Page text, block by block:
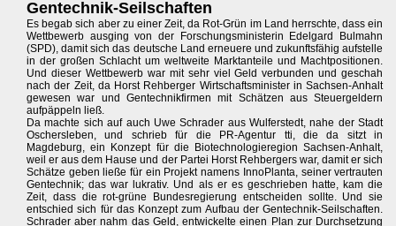
Gentechnik-Seilschaften
Es begab sich aber zu einer Zeit, da Rot-Grün im Land herrschte, dass ein
Wettbewerb ausging von der Forschungsministerin Edelgard Bulmahn
(SPD), damit sich das deutsche Land erneuere und zukunftsfähig aufstelle
in der großen Schlacht um weltweite Marktanteile und Machtpositionen.
Und dieser Wettbewerb war mit sehr viel Geld verbunden und geschah
nach der Zeit, da Horst Rehberger Wirtschaftsminister in Sachsen-Anhalt
gewesen war und Gentechnikfirmen mit Schätzen aus Steuergeldern
aufpäppeln ließ.
Da machte sich auf auch Uwe Schrader aus Wulferstedt, nahe der Stadt
Oschersleben, und schrieb für die PR-Agentur tti, die da sitzt in
Magdeburg, ein Konzept für die Biotechnologieregion Sachsen-Anhalt,
weil er aus dem Hause und der Partei Horst Rehbergers war, damit er sich
Schätze geben ließe für ein Projekt namens InnoPlanta, seiner vertrauten
Gentechnik; das war lukrativ. Und als er es geschrieben hatte, kam die
Zeit, dass die rot-grüne Bundesregierung entscheiden sollte. Und sie
entschied sich für das Konzept zum Aufbau der Gentechnik-Seilschaften.
Schrader aber nahm das Geld, entwickelte einen Plan zur Durchsetzung